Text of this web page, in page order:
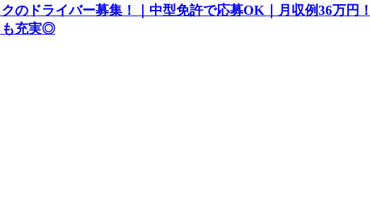
のドライバー募集！｜中型免許で応募OK｜月収例36万
も充実◎